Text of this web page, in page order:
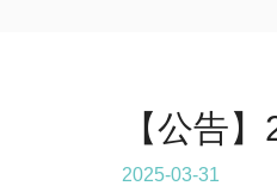
【公告
2025-03-31